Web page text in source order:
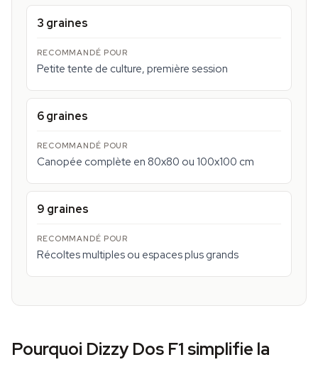
3 graines
Petite tente de culture, première session
6 graines
Canopée complète en 80x80 ou 100x100 cm
9 graines
Récoltes multiples ou espaces plus grands
Pourquoi Dizzy Dos F1 simplifie la